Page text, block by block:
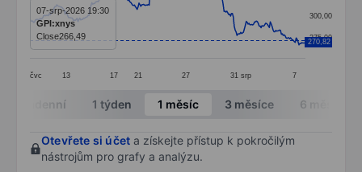
The chart has 1 X axis displaying categories.
The chart has 1 Y axis displaying values. Data
čvc 13 17 21 27 31 srp 7
275,00
300,00
270,82
07-srp-2026 19:30
GPI:xnys
Close266,49
End of interactive chart.
Intradenní 1 týden 1 měsíc 3 měsíce 6 měsíců
Otevřete si účet a získejte přístup k pokročilým
nástrojům pro grafy a analýzu.